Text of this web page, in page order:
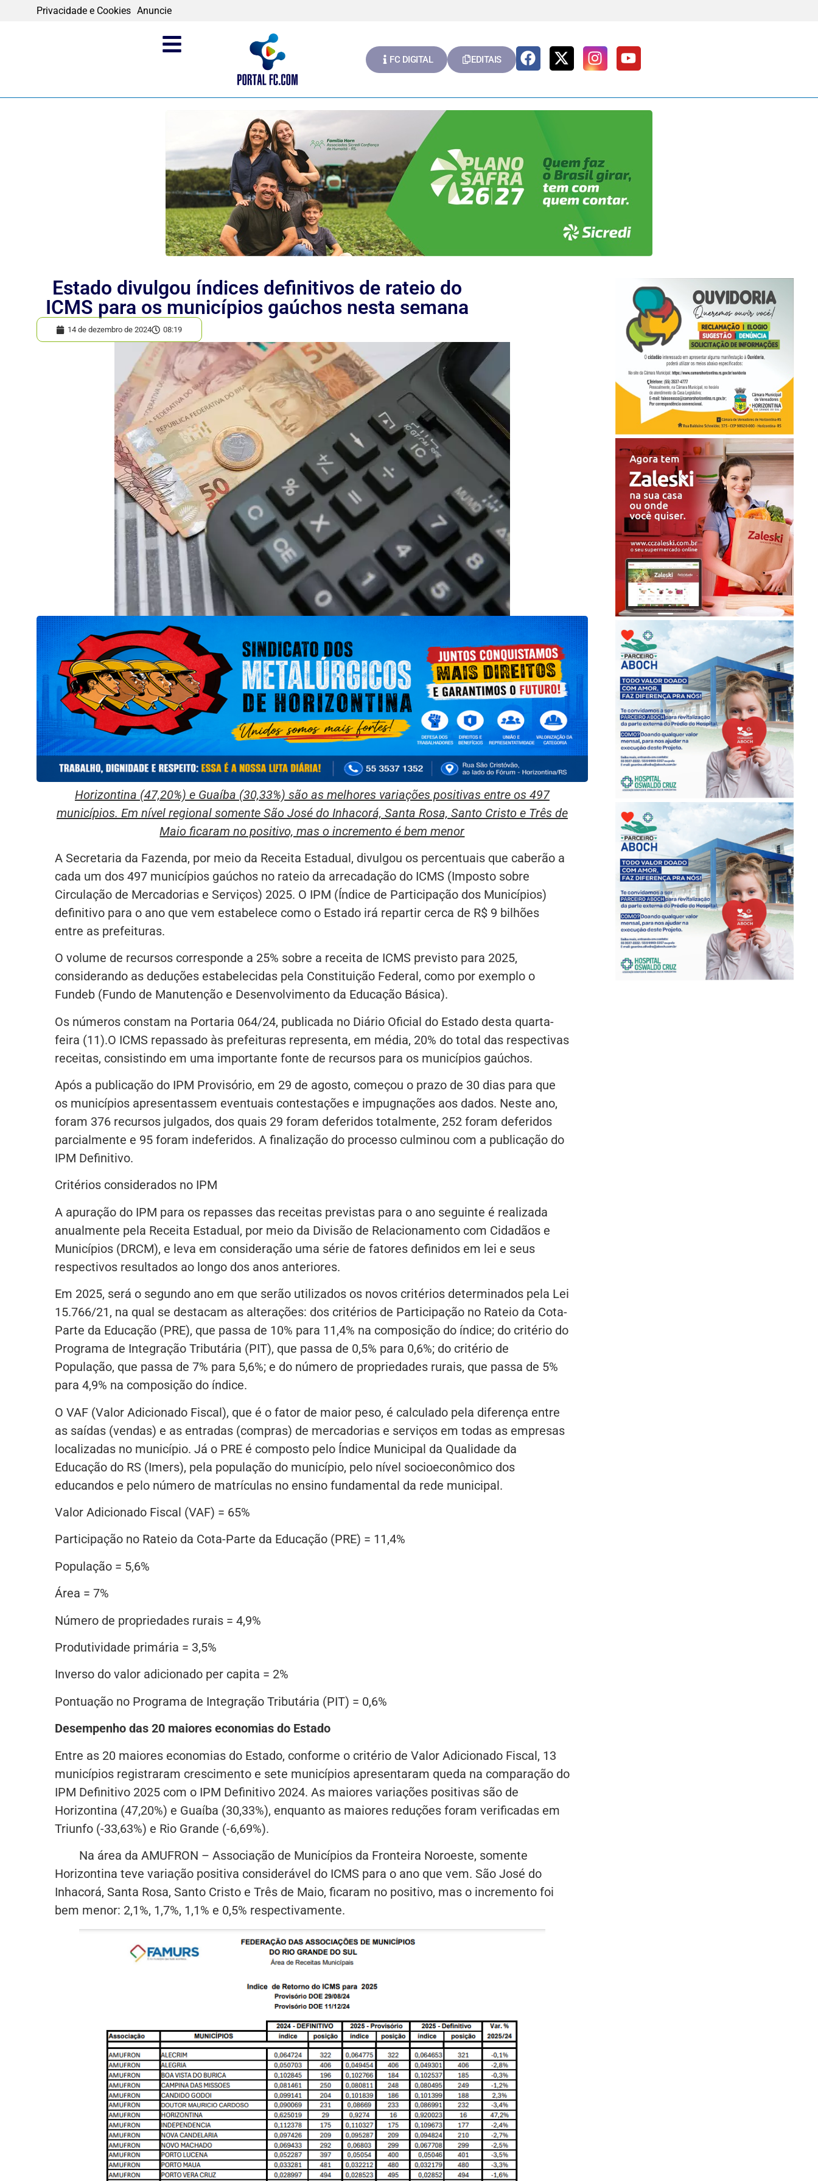
Privacidade e Cookies Anuncie
FC DIGITAL EDITAIS
Estado divulgou índices definitivos de rateio do
ICMS para os municípios gaúchos nesta semana
14 de dezembro de 2024 08:19
Horizontina (47,20%) e Guaíba (30,33%) são as melhores variações positivas entre os 497
municípios. Em nível regional somente São José do Inhacorá, Santa Rosa, Santo Cristo e Três de
Maio ficaram no positivo, mas o incremento é bem menor
A Secretaria da Fazenda, por meio da Receita Estadual, divulgou os percentuais que caberão a
cada um dos 497 municípios gaúchos no rateio da arrecadação do ICMS (Imposto sobre
Circulação de Mercadorias e Serviços) 2025. O IPM (Índice de Participação dos Municípios)
definitivo para o ano que vem estabelece como o Estado irá repartir cerca de R$ 9 bilhões
entre as prefeituras.
O volume de recursos corresponde a 25% sobre a receita de ICMS previsto para 2025,
considerando as deduções estabelecidas pela Constituição Federal, como por exemplo o
Fundeb (Fundo de Manutenção e Desenvolvimento da Educação Básica).
Os números constam na Portaria 064/24, publicada no Diário Oficial do Estado desta quarta-
feira (11).O ICMS repassado às prefeituras representa, em média, 20% do total das respectivas
receitas, consistindo em uma importante fonte de recursos para os municípios gaúchos.
Após a publicação do IPM Provisório, em 29 de agosto, começou o prazo de 30 dias para que
os municípios apresentassem eventuais contestações e impugnações aos dados. Neste ano,
foram 376 recursos julgados, dos quais 29 foram deferidos totalmente, 252 foram deferidos
parcialmente e 95 foram indeferidos. A finalização do processo culminou com a publicação do
IPM Definitivo.
Critérios considerados no IPM
A apuração do IPM para os repasses das receitas previstas para o ano seguinte é realizada
anualmente pela Receita Estadual, por meio da Divisão de Relacionamento com Cidadãos e
Municípios (DRCM), e leva em consideração uma série de fatores definidos em lei e seus
respectivos resultados ao longo dos anos anteriores.
Em 2025, será o segundo ano em que serão utilizados os novos critérios determinados pela Lei
15.766/21, na qual se destacam as alterações: dos critérios de Participação no Rateio da Cota-
Parte da Educação (PRE), que passa de 10% para 11,4% na composição do índice; do critério do
Programa de Integração Tributária (PIT), que passa de 0,5% para 0,6%; do critério de
População, que passa de 7% para 5,6%; e do número de propriedades rurais, que passa de 5%
para 4,9% na composição do índice.
O VAF (Valor Adicionado Fiscal), que é o fator de maior peso, é calculado pela diferença entre
as saídas (vendas) e as entradas (compras) de mercadorias e serviços em todas as empresas
localizadas no município. Já o PRE é composto pelo Índice Municipal da Qualidade da
Educação do RS (Imers), pela população do município, pelo nível socioeconômico dos
educandos e pelo número de matrículas no ensino fundamental da rede municipal.
Valor Adicionado Fiscal (VAF) = 65%
Participação no Rateio da Cota-Parte da Educação (PRE) = 11,4%
População = 5,6%
Área = 7%
Número de propriedades rurais = 4,9%
Produtividade primária = 3,5%
Inverso do valor adicionado per capita = 2%
Pontuação no Programa de Integração Tributária (PIT) = 0,6%
Desempenho das 20 maiores economias do Estado
Entre as 20 maiores economias do Estado, conforme o critério de Valor Adicionado Fiscal, 13
municípios registraram crescimento e sete municípios apresentaram queda na comparação do
IPM Definitivo 2025 com o IPM Definitivo 2024. As maiores variações positivas são de
Horizontina (47,20%) e Guaíba (30,33%), enquanto as maiores reduções foram verificadas em
Triunfo (-33,63%) e Rio Grande (-6,69%).
Na área da AMUFRON – Associação de Municípios da Fronteira Noroeste, somente
Horizontina teve variação positiva considerável do ICMS para o ano que vem. São José do
Inhacorá, Santa Rosa, Santo Cristo e Três de Maio, ficaram no positivo, mas o incremento foi
bem menor: 2,1%, 1,7%, 1,1% e 0,5% respectivamente.